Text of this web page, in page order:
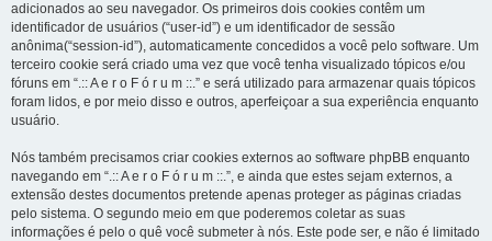
adicionados ao seu navegador. Os primeiros dois cookies contêm um
identificador de usuários (“user-id”) e um identificador de sessão
anônima(“session-id”), automaticamente concedidos a você pelo software. Um
terceiro cookie será criado uma vez que você tenha visualizado tópicos e/ou
fóruns em “.:: A e r o F ó r u m ::.” e será utilizado para armazenar quais tópicos
foram lidos, e por meio disso e outros, aperfeiçoar a sua experiência enquanto
usuário.
Nós também precisamos criar cookies externos ao software phpBB enquanto
navegando em “.:: A e r o F ó r u m ::.”, e ainda que estes sejam externos, a
extensão destes documentos pretende apenas proteger as páginas criadas
pelo sistema. O segundo meio em que poderemos coletar as suas
informações é pelo o quê você submeter à nós. Este pode ser, e não é limitado